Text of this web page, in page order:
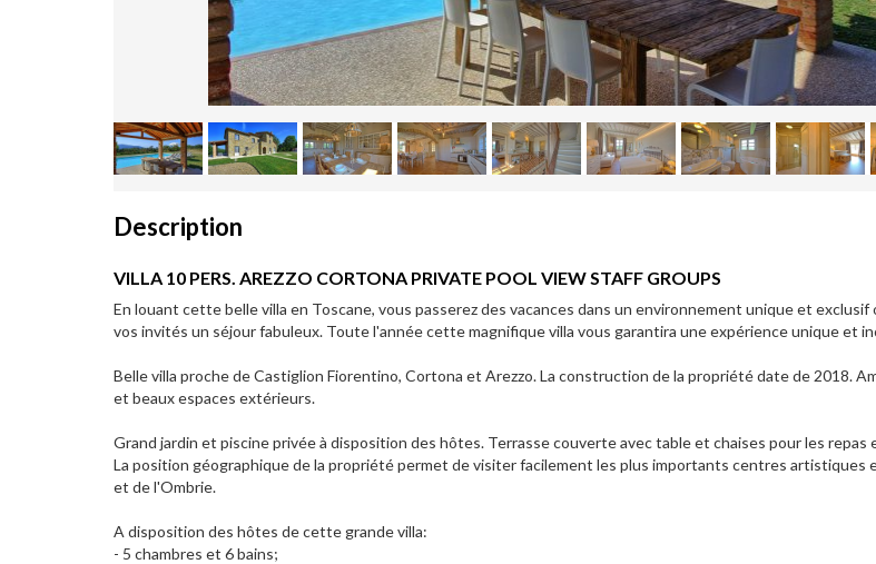
Description
VILLA 10 PERS. AREZZO CORTONA PRIVATE POOL VIEW STAFF GROUPS
En louant cette belle villa en Toscane, vous passerez des vacances dans un environnement unique et
vos invités un séjour fabuleux. Toute l'année cette magnifique villa vous garantira une expérience unique et
Belle villa proche de Castiglion Fiorentino, Cortona et Arezzo. La construction de la propriété date de 2018.
et beaux espaces extérieurs.
Grand jardin et piscine privée à disposition des hôtes. Terrasse couverte avec table et chaises pour les repas
La position géographique de la propriété permet de visiter facilement les plus importants centres artistiques
et de l'Ombrie.
A disposition des hôtes de cette grande villa:
- 5 chambres et 6 bains;